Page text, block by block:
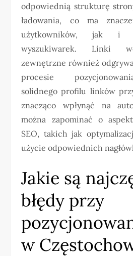
odpowiednią strukturę
ładowania, co ma
użytkowników, jak i
wyszukiwarek. Linki
zewnętrzne również
procesie
solidnego profilu linków
znacząco wpłynąć na
można zapominać o
SEO, takich jak
użycie odpowiednich
Jakie są
błędy przy
w